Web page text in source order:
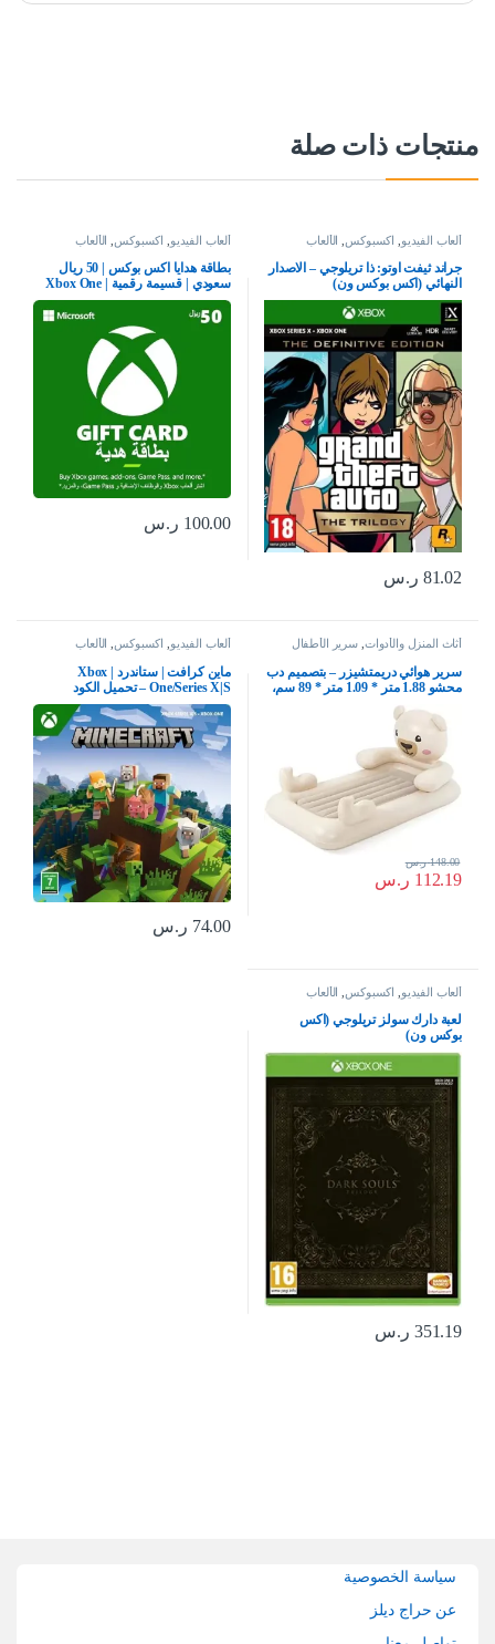
منتجات ذات صلة
ألعاب الفيديو اكسبوكس الألعاب
جراند ثيفت اوتو: ذا تريلوجي – الاصدار
النهائي (اكس بوكس ون)
81.02 ر.س
ألعاب الفيديو اكسبوكس الألعاب
بطاقة هدايا اكس بوكس | 50 ريال
سعودي | قسيمة رقمية | Xbox One
سلسلة S | X وويندوز | (كود التحميل)
– حساب المملكة العربية السعودية
100.00 ر.س
أثاث المنزل والأدوات سرير الأطفال
سرير هوائي دريمتشيزر – بتصميم دب
محشو 1.88 متر * 1.09 متر * 89 سم،
112.19 ر.س
148.00 ر.س
ألعاب الفيديو اكسبوكس الألعاب
ماين كرافت | ستاندرد | Xbox
One/Series X|S – تحميل الكود
74.00 ر.س
ألعاب الفيديو اكسبوكس الألعاب
لعبة دارك سولز تريلوجي (اكس
بوكس ون)
351.19 ر.س
سياسة الخصوصية
عن حراج ديلز